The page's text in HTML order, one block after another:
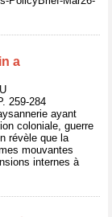
a
259-284
ayant
coloniale, guerre
révèle que la
mouvantes
internes à